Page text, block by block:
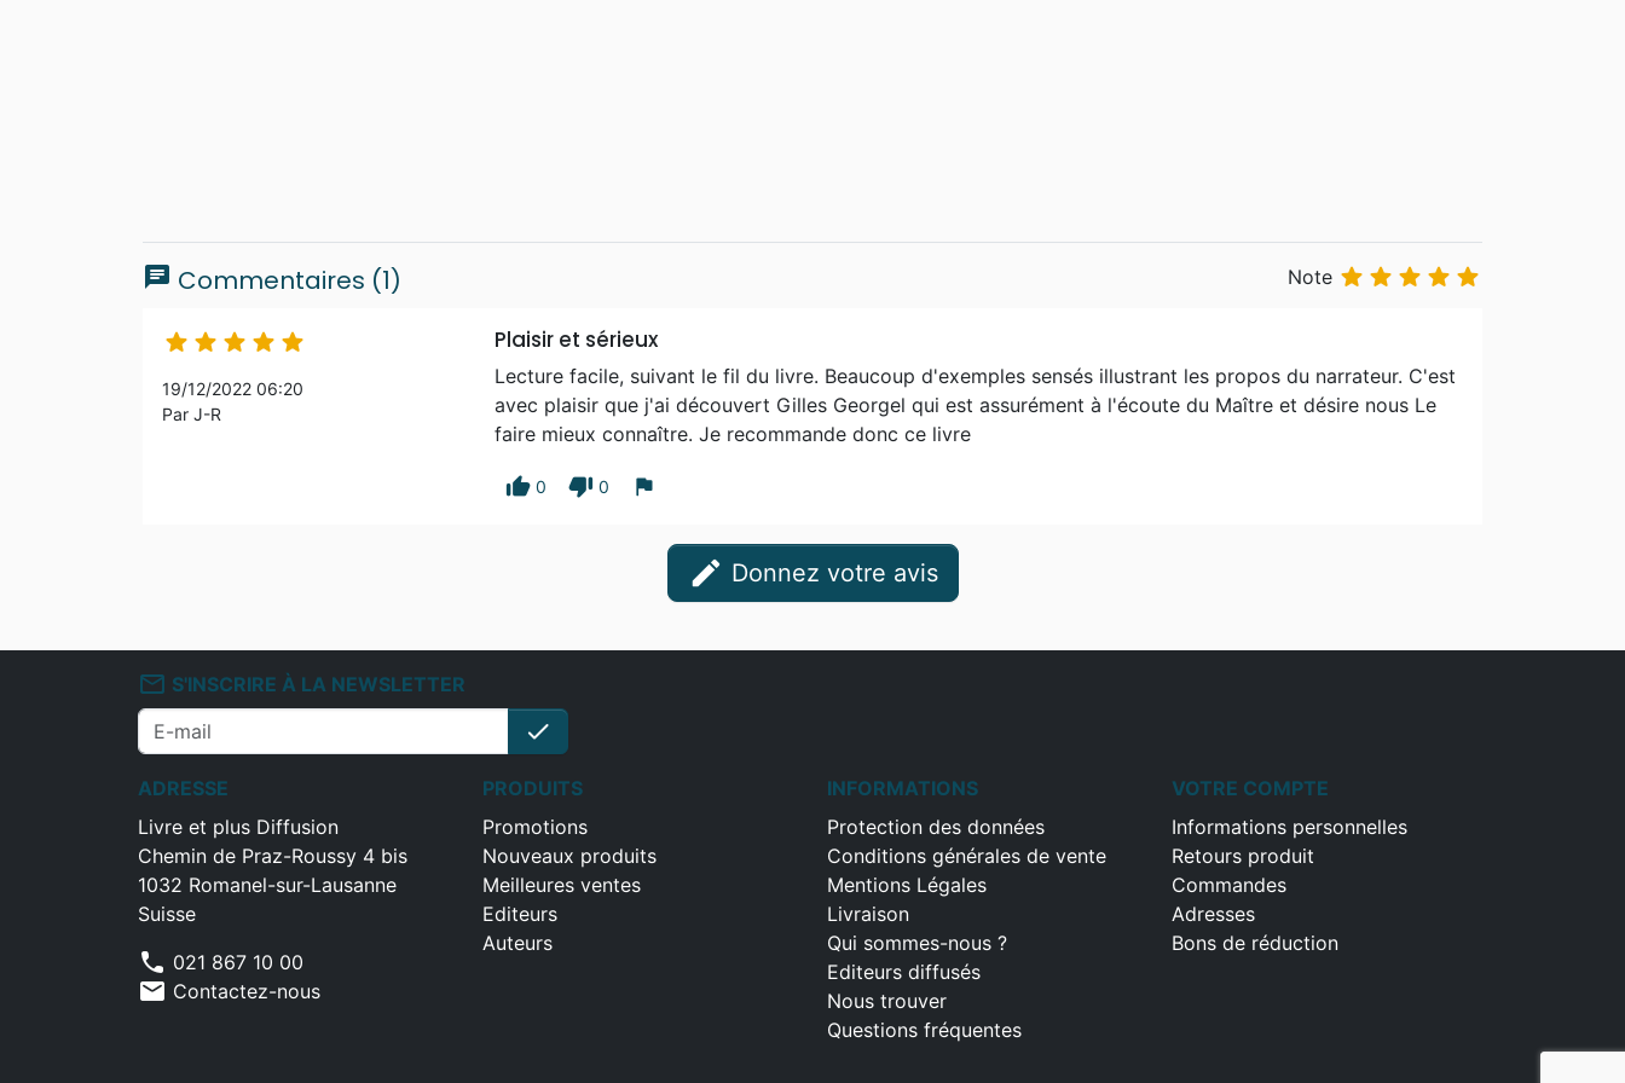
chat Commentaires (1) Note     
    
19/12/2022 06:20
Par J-R
Plaisir et sérieux
Lecture facile, suivant le fil du livre. Beaucoup d'exemples sensés illustrant les propos du narrateur. C'est
avec plaisir que j'ai découvert Gilles Georgel qui est assurément à l'écoute du Maître et désire nous Le
faire mieux connaître. Je recommande donc ce livre
thumb_up 0 thumb_down 0 flag
edit Donnez votre avis
mail_outline S'INSCRIRE À LA NEWSLETTER
check
ADRESSE
Livre et plus Diffusion
Chemin de Praz-Roussy 4 bis
1032 Romanel-sur-Lausanne
Suisse
phone 021 867 10 00
mail Contactez-nous
PRODUITS
Promotions
Nouveaux produits
Meilleures ventes
Editeurs
Auteurs
INFORMATIONS
Protection des données
Conditions générales de vente
Mentions Légales
Livraison
Qui sommes-nous ?
Editeurs diffusés
Nous trouver
Questions fréquentes
VOTRE COMPTE
Informations personnelles
Retours produit
Commandes
Adresses
Bons de réduction